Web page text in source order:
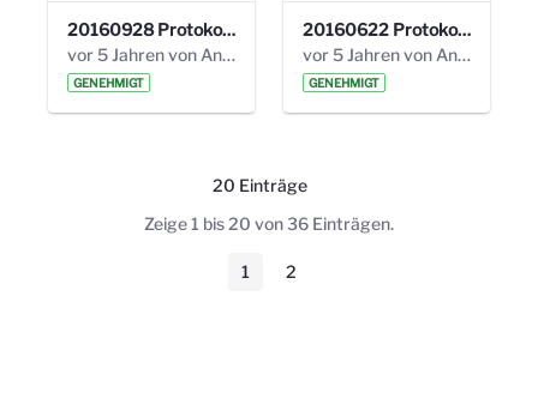
20160928 Protokoll 17. Steuerungskreis.pdf
vor 5 Jahren von Anni Schlumberger
GENEHMIGT
20160622 Protokoll 16. Steuerungskreis.pdf
vor 5 Jahren von Anni Schlumberger
GENEHMIGT
20 Einträge
Pro Seite
Zeige 1 bis 20 von 36 Einträgen.
Seite
1 Seite
2